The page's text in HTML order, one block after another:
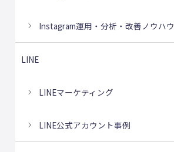
Instagram運用・分析・改善ノウハウ
LINE
LINEマーケティング
LINE公式アカウント事例